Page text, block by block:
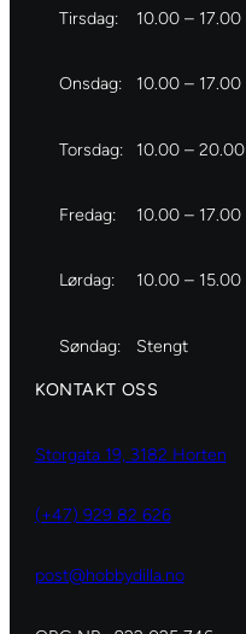
Tirsdag: 10.00 – 17.00
Onsdag: 10.00 – 17.00
Torsdag: 10.00 – 20.00
Fredag: 10.00 – 17.00
Lørdag: 10.00 – 15.00
Søndag: Stengt
KONTAKT OSS
Storgata 19, 3182 Horten
(+47) 929 82 626
post@hobbydilla.no